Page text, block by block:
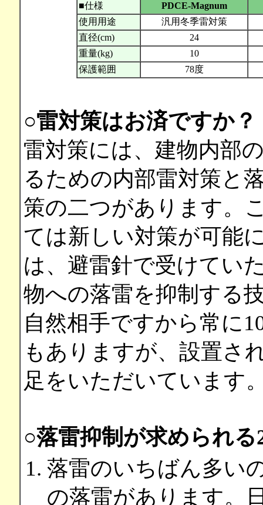
■仕様
PDCE-Magnum
使用用途
汎用冬季雷対策
直径(cm)
24
重量(kg)
10
保護範囲
78度
○雷対策はお済ですか？
雷対策には、建物内部
るための内部雷対策と
策の二つがあります。
ては新しい対策が可能
は、避雷針で受けてい
物への落雷を抑制する
自然相手ですから常に
もありますが、設置さ
足をいただいています
○落雷抑制が求められる
落雷のいちばん多い
の落雷があります。